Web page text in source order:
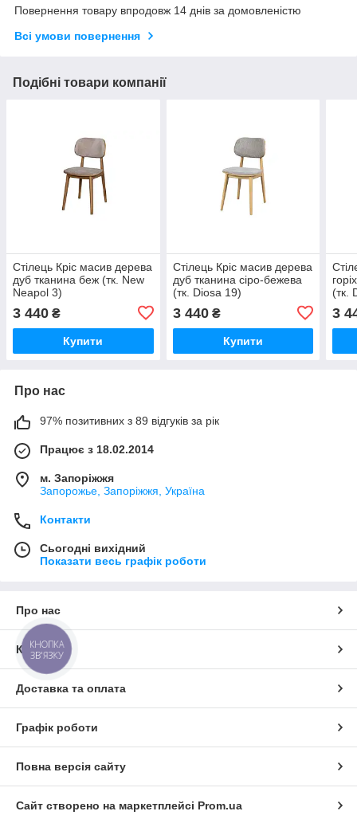
Повернення товару впродовж 14 днів за домовленістю
Всі умови повернення
Подібні товари компанії
Стілець Кріс масив дерева
дуб тканина беж (тк. New
Neapol 3)
3 440 ₴
Купити
Стілець Кріс масив дерева
дуб тканина сіро-бежева
(тк. Diosa 19)
3 440₴
Купити
(тк.
3
Про нас
97% позитивних з 89 відгуків за рік
Працює з 18.02.2014
м. Запоріжжя
Запорожье, Запоріжжя, Україна
Контакти
Сьогодні вихідний
Показати весь графік роботи
Про нас
Контакти
Доставка та оплата
Графік роботи
Повна версія сайту
Сайт створено на маркетплейсі Prom.ua
КНОПКА
ЗВ'ЯЗКУ